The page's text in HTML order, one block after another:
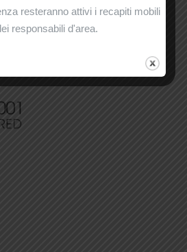
resteranno attivi i recapiti mobili
responsabili d'area.